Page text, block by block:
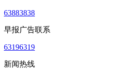
63883838
早报广告联系
63196319
新闻热线